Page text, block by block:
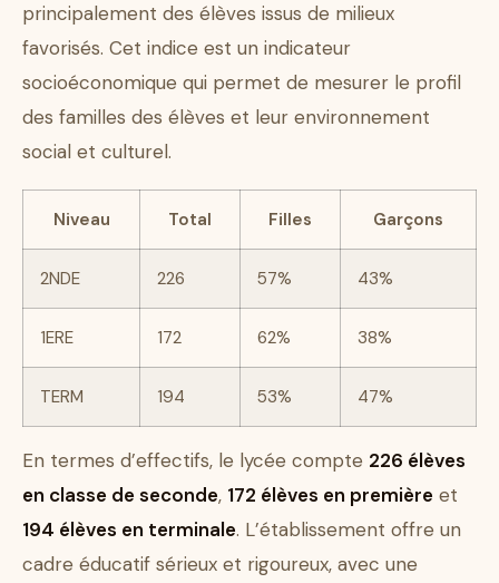
principalement des élèves issus de milieux
favorisés. Cet indice est un indicateur
socioéconomique qui permet de mesurer le profil
des familles des élèves et leur environnement
social et culturel.
Niveau Total Filles Garçons
2NDE 226 57% 43%
1ERE 172 62% 38%
TERM 194 53% 47%
En termes d’effectifs, le lycée compte 226 élèves
en classe de seconde, 172 élèves en première et
194 élèves en terminale. L’établissement offre un
cadre éducatif sérieux et rigoureux, avec une